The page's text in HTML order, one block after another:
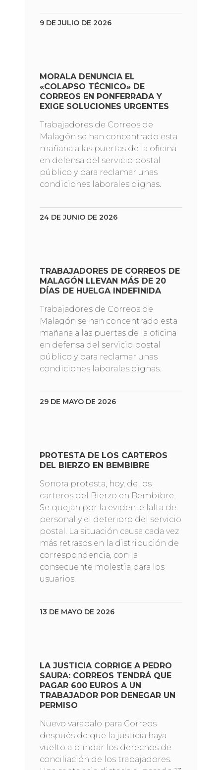
9 DE JULIO DE 2026
MORALA DENUNCIA EL
«COLAPSO TÉCNICO» DE
CORREOS EN PONFERRADA Y
EXIGE SOLUCIONES URGENTES
Trabajadores de Correos de
Malagón se han concentrado esta
mañana a las puertas de la oficina
en defensa del servicio postal
público y para reclamar unas
condiciones laborales dignas.
24 DE JUNIO DE 2026
TRABAJADORES DE CORREOS DE
MALAGÓN LLEVAN MÁS DE 20
DÍAS DE HUELGA INDEFINIDA
Trabajadores de Correos de
Malagón se han concentrado esta
mañana a las puertas de la oficina
en defensa del servicio postal
público y para reclamar unas
condiciones laborales dignas.
29 DE MAYO DE 2026
PROTESTA DE LOS CARTEROS
DEL BIERZO EN BEMBIBRE
Sonora protesta, hoy, de los
carteros del Bierzo en Bembibre.
Se quejan por la evidente falta de
personal y el deterioro del servicio
postal. La situación causa cada vez
más retrasos en la distribución de
correspondencia, con la
consecuente molestia para los
usuarios.
13 DE MAYO DE 2026
LA JUSTICIA CORRIGE A PEDRO
SAURA: CORREOS TENDRÁ QUE
PAGAR 600 EUROS A UN
TRABAJADOR POR DENEGAR UN
PERMISO
Nuevo varapalo para Correos
después de que la justicia haya
vuelto a blindar los derechos de
conciliación de los trabajadores.